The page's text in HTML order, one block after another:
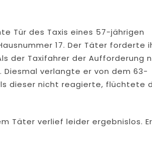
Tür des Taxis eines 57-jährigen
17. Der Täter forderte
der Taxifahrer der Aufforderung
Diesmal verlangte er von dem 63-
dieser nicht reagierte, flüchtete
Täter verlief leider ergebnislos. Er